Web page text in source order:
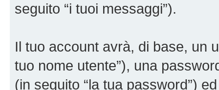
seguito “i tuoi messaggi”).
Il tuo account avrà, di base, un
tuo nome utente”), una
(in seguito “la tua password”)